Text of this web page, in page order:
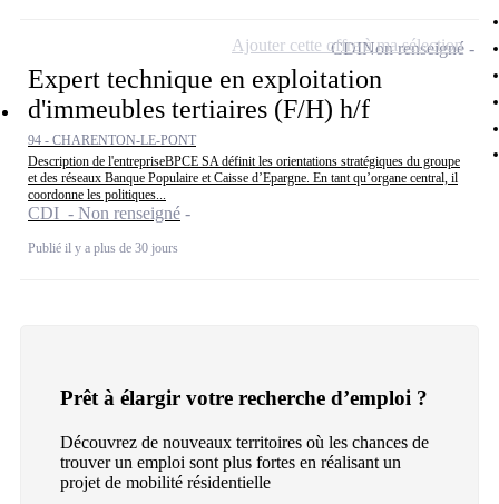
Expert technique en exploitation
d'immeubles tertiaires (F/H) h/f
94 - CHARENTON-LE-PONT
Description de l'entrepriseBPCE SA définit les orientations stratégiques du groupe
et des réseaux Banque Populaire et Caisse d’Epargne. En tant qu’organe central, il
coordonne les politiques...
CDI - Non renseigné
Publié il y a plus de 30 jours
CDINon renseigné
Ajouter cette offre à ma sélection
Prêt à élargir votre recherche d’emploi ?
Découvrez de nouveaux territoires où les chances de
trouver un emploi sont plus fortes en réalisant un
projet de mobilité résidentielle